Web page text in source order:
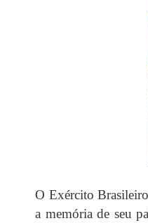
O Exército
a memória de seu